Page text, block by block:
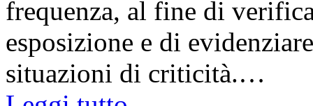
frequenza, al fine di
esposizione e di
situazioni di criticità.…